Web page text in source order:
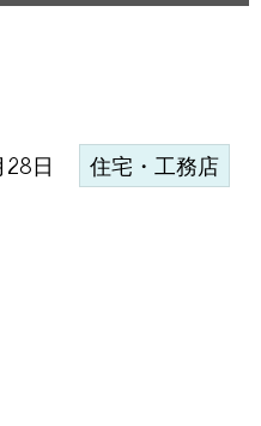
28日 住宅・工務店